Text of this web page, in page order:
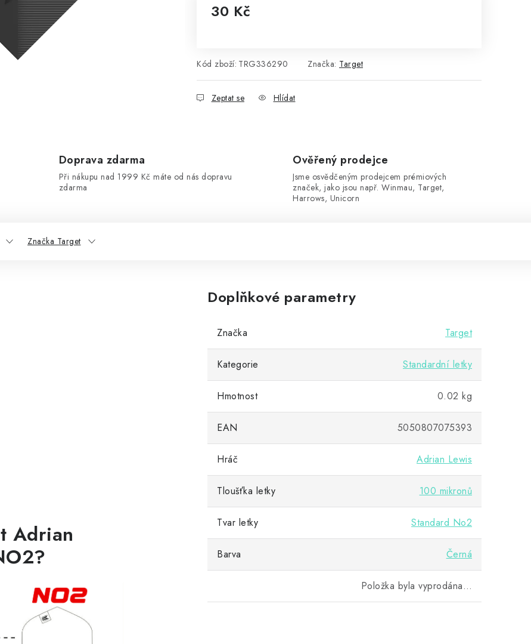
30 Kč
Kód zboží: TRG336290 Značka: Target
Zeptat se Hlídat
Doprava zdarma
Při nákupu nad 1999 Kč máte od nás dopravu
zdarma
Ověřený prodejce
Jsme osvědčeným prodejcem prémiových
značek, jako jsou např. Winmau, Target,
Harrows, Unicorn
Značka Target
Adrian
?
Doplňkové parametry
Značka Target
Kategorie Standardní letky
Hmotnost 0.02 kg
EAN 5050807075393
Hráč Adrian Lewis
Tloušťka letky 100 mikronů
Tvar letky Standard No2
Barva Černá
Položka byla vyprodána…